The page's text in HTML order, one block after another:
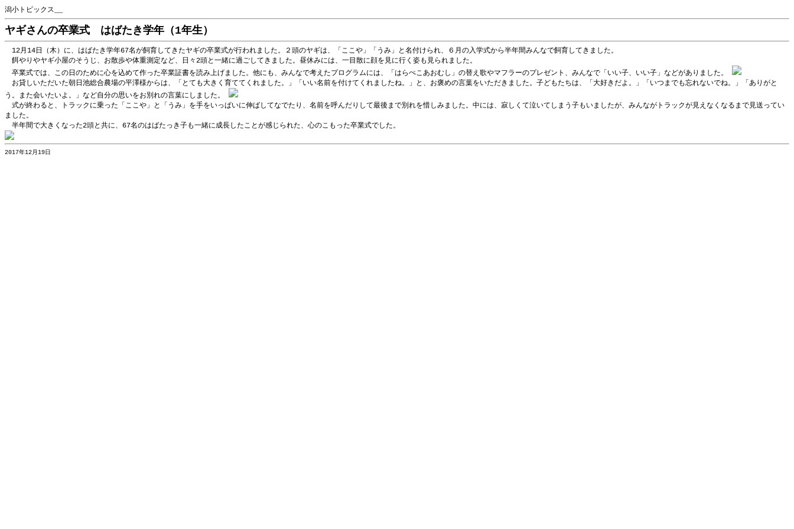
潟小トピックス__
ヤギさんの卒業式 はばたき学年（1年生）
12月14日（木）に、はばたき学年67名が飼育してきたヤギの卒業式が行われました。２頭のヤギは、「ここや」「うみ」と名付けられ、６月の入学式から半年間みんなで飼育してきました。
餌やりやヤギ小屋のそうじ、お散歩や体重測定など、日々2頭と一緒に過ごしてきました。昼休みには、一目散に顔を見に行く姿も見られました。
卒業式では、この日のために心を込めて作った卒業証書を読み上げました。他にも、みんなで考えたプログラムには、「はらぺこあおむし」の替え歌やマフラーのプレゼント、みんなで「いい子、いい子」などがありました。
お貸しいただいた朝日池総合農場の平澤様からは、「とても大きく育ててくれました。」「いい名前を付けてくれましたね。」と、お褒めの言葉をいただきました。子どもたちは、「大好きだよ。」「いつまでも忘れないでね。」「ありがと
う。また会いたいよ。」など自分の思いをお別れの言葉にしました。
式が終わると、トラックに乗った「ここや」と「うみ」を手をいっぱいに伸ばしてなでたり、名前を呼んだりして最後まで別れを惜しみました。中には、寂しくて泣いてしまう子もいましたが、みんながトラックが見えなくなるまで見送ってい
ました。
半年間で大きくなった2頭と共に、67名のはばたっき子も一緒に成長したことが感じられた、心のこもった卒業式でした。
2017年12月19日